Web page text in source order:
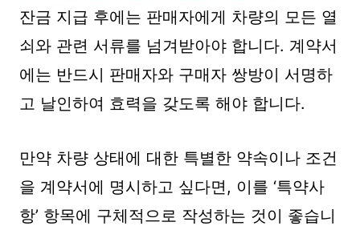
잔금 지급 후에는 판매자에게 차량의 모든 열
쇠와 관련 서류를 넘겨받아야 합니다. 계약서
에는 반드시 판매자와 구매자 쌍방이 서명하
고 날인하여 효력을 갖도록 해야 합니다.
만약 차량 상태에 대한 특별한 약속이나 조건
을 계약서에 명시하고 싶다면, 이를 ‘특약사
항’ 항목에 구체적으로 작성하는 것이 좋습니